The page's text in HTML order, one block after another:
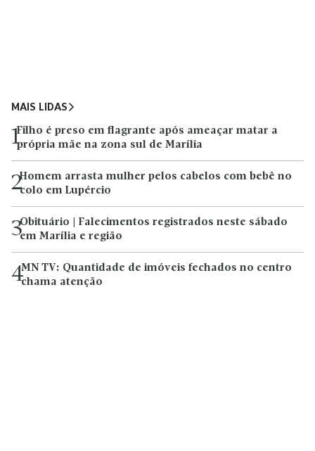
MAIS LIDAS
1Filho é preso em flagrante após ameaçar matar a
própria mãe na zona sul de Marília
2Homem arrasta mulher pelos cabelos com bebê no
colo em Lupércio
3Obituário | Falecimentos registrados neste sábado
em Marília e região
4MN TV: Quantidade de imóveis fechados no centro
chama atenção